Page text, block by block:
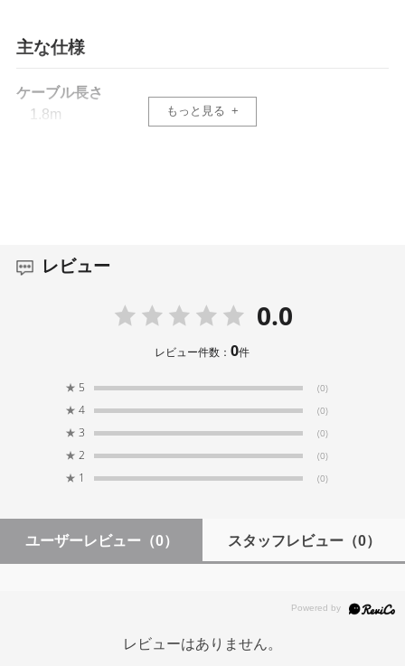
主な仕様
ケーブル長さ
1.8m
※データ転送専用のケーブルです。充電機能はありませ
もっと見る
レビュー
0.0
レビュー件数：0件
★ 5 (0)
★ 4 (0)
★ 3 (0)
★ 2 (0)
★ 1 (0)
ユーザーレビュー （0） スタッフレビュー（0）
レビューはありません。